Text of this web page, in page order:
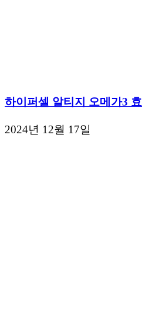
하이퍼셀 알티지 오메가3
2024년 12월 17일